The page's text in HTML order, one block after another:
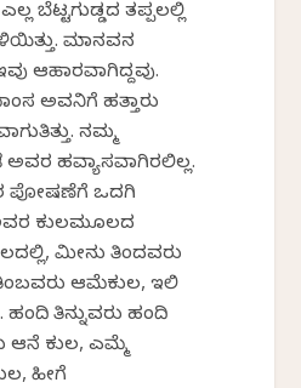
ಬೆಟ್ಟಗುಡ್ಡದ ತಪ್ಪಲಲ್ಲಿ
ಮಾನವನ
ಆಹಾರವಾಗಿದ್ದವು.
ಅವನಿಗೆ ಹತ್ತಾರು
ನಮ್ಮ
ಅವರ ಹವ್ಯಾಸವಾಗಿರಲಿಲ್ಲ.
ಪೋಷಣೆಗೆ ಒದಗಿ
ಅವರ ಕುಲಮೂಲದ
ಮೀನು ತಿಂದವರು
ಆಮೆಕುಲ, ಇಲಿ
ತಿನ್ನುವರು ಹಂದಿ
ಆನೆ ಕುಲ, ಎಮ್ಮೆ
ಹೀಗೆ